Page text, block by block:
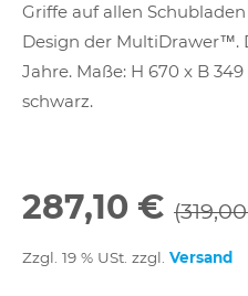
Griffe auf allen
Design der MultiDrawer™.
Jahre. Maße: H 670 x B
schwarz.
287,10 €
Zzgl. 19 % USt. zzgl. Versand